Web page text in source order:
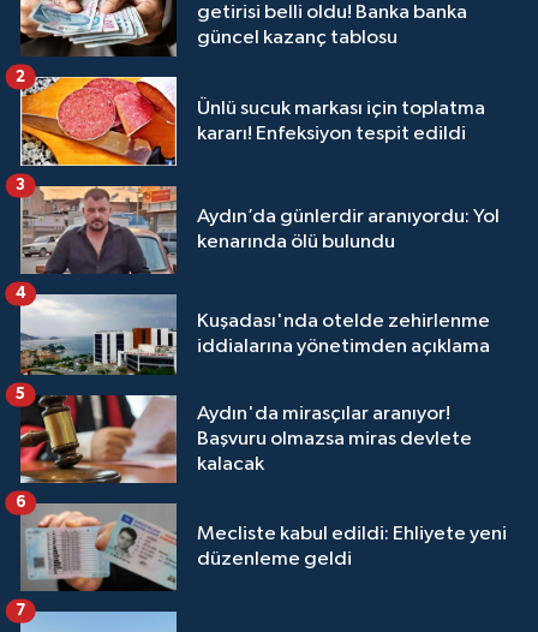
getirisi belli oldu! Banka banka
güncel kazanç tablosu
Ünlü sucuk markası için toplatma
kararı! Enfeksiyon tespit edildi
2
Aydın’da günlerdir aranıyordu: Yol
kenarında ölü bulundu
3
Kuşadası'nda otelde zehirlenme
iddialarına yönetimden açıklama
4
Aydın'da mirasçılar aranıyor!
Başvuru olmazsa miras devlete
kalacak
5
Mecliste kabul edildi: Ehliyete yeni
düzenleme geldi
6
7